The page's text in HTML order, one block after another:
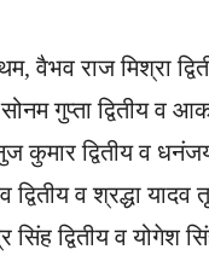
वैभव राज मिश्रा
गुप्ता द्वितीय व
कुमार द्वितीय व
व श्रद्धा यादव
द्वितीय व योगेश